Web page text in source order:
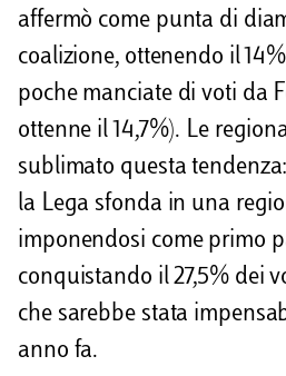
affermò come punta di
coalizione, ottenendo il
poche manciate di voti da
ottenne il 14,7%). Le
sublimato questa
la Lega sfonda in una
imponendosi come primo
conquistando il 27,5% dei
che sarebbe stata
anno fa.